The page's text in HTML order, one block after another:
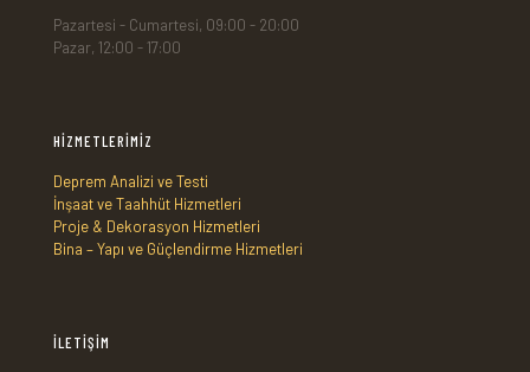
Pazartesi - Cumartesi, 09:00 - 20:00
Pazar, 12:00 - 17:00
HİZMETLERİMİZ
Deprem Analizi ve Testi
İnşaat ve Taahhüt Hizmetleri
Proje & Dekorasyon Hizmetleri
Bina – Yapı ve Güçlendirme Hizmetleri
İLETİŞİM